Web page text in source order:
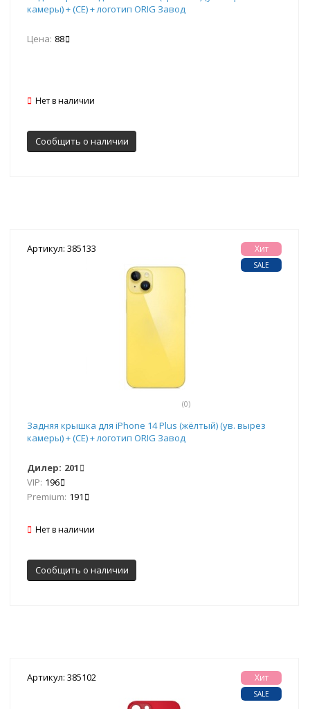
камеры) + (СЕ) + логотип ORIG Завод
Цена: 88
Нет в наличии
Сообщить о наличии
Артикул: 385133
(0)
Хит
SALE
Задняя крышка для iPhone 14 Plus (жёлтый) (ув. вырез
камеры) + (СЕ) + логотип ORIG Завод
Дилер: 201
VIP: 196
Premium: 191
Нет в наличии
Сообщить о наличии
Артикул: 385102 Хит
SALE